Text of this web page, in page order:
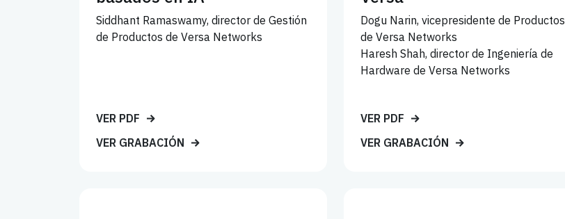
Siddhant Ramaswamy, director de Gestión
de Productos de Versa Networks
VER PDF
VER GRABACIÓN
Dogu Narin, vicepresidente de Productos
de Versa Networks
Haresh Shah, director de Ingeniería de
Hardware de Versa Networks
VER PDF
VER GRABACIÓN